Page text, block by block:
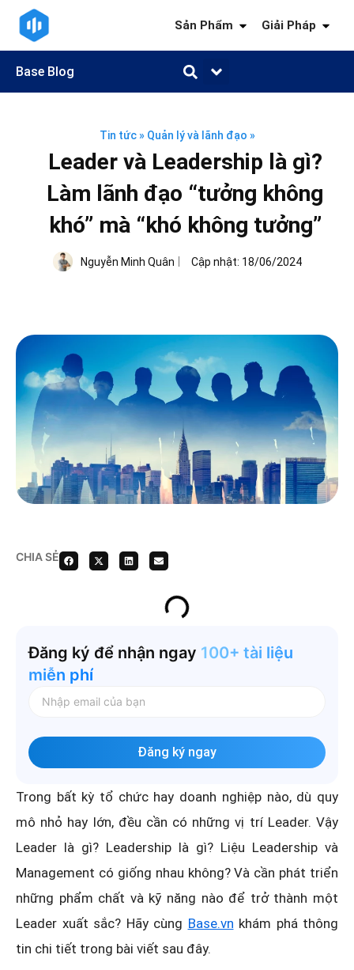
Sản Phẩm Giải Pháp
Base Blog
Tin tức» Quản lý và lãnh đạo »
Leader và Leadership là gì?
Làm lãnh đạo “tưởng không
khó” mà “khó không tưởng”
Nguyễn Minh Quân Cập nhật: 18/06/2024
CHIA SẺ
Đăng ký để nhận ngay 100+ tài liệu
miễn phí
Đăng ký ngay
Trong bất kỳ tổ chức hay doanh nghiệp nào, dù quy
mô nhỏ hay lớn, đều cần có những vị trí Leader. Vậy
Leader là gì? Leadership là gì? Liệu Leadership và
Management có giống nhau không? Và cần phát triển
những phẩm chất và kỹ năng nào để trở thành một
Leader xuất sắc? Hãy cùng Base.vn khám phá thông
tin chi tiết trong bài viết sau đây.